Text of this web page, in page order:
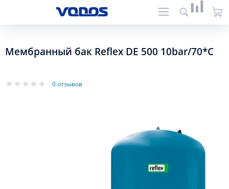
Мембранный бак Reflex DE 500 10bar/70*C
0 отзывов